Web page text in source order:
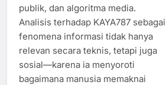
publik, dan algoritma media.
Analisis terhadap KAYA787 sebagai
fenomena informasi tidak hanya
relevan secara teknis, tetapi juga
sosial—karena ia menyoroti
bagaimana manusia memaknai